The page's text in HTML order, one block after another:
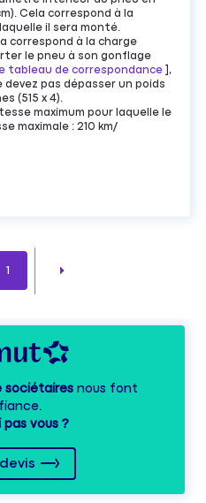
Cela correspond à la
il sera monté.
correspond à la charge
le pneu à son gonflage
tableau de correspondance ],
devez pas dépasser un poids
(515 x 4).
maximum pour laquelle le
maximale : 210 km/
1
sociétairesnous font
pas vous ?